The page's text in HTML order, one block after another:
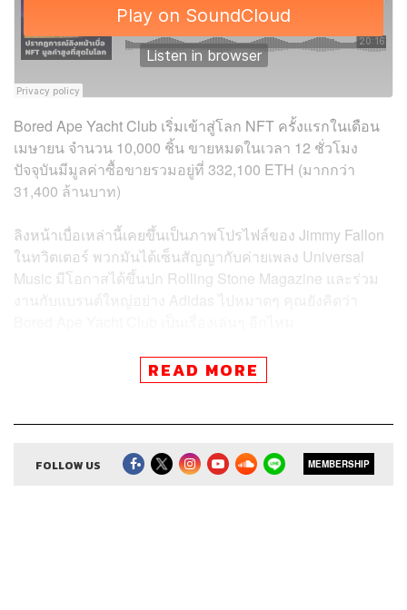
Bored Ape Yacht Club เริ่มเข้าสู่โลก NFT ครั้งแรกในเดือน
เมษายน จำนวน 10,000 ชิ้น ขายหมดในเวลา 12 ชั่วโมง
ปัจจุบันมีมูลค่าซื้อขายรวมอยู่ที่ 332,100 ETH (มากกว่า
31,400 ล้านบาท)
ลิงหน้าเบื่อเหล่านี้เคยขึ้นเป็นภาพโปรไฟล์ของ Jimmy Fallon
ในทวิตเตอร์ พวกมันได้เซ็นสัญญากับค่ายเพลง Universal
Music มีโอกาสได้ขึ้นปก Rolling Stone Magazine และร่วม
งานกับแบรนด์ใหญ่อย่าง Adidas ไปหมาดๆ คุณยังคิดว่า
สามารถฟังพอดแคสต์ The Secret Sauce
READ MORE
FOLLOW US MEMBERSHIP